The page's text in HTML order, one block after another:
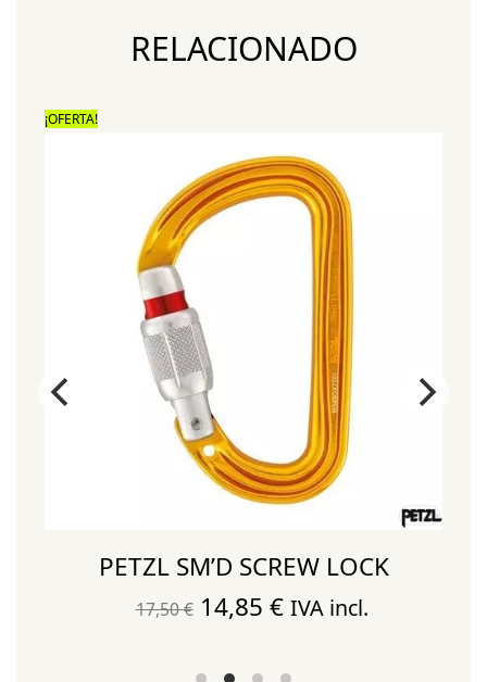
RELACIONADO
¡OFERTA!
PETZL SM’D SCREW LOCK
17,50€ El
original
14,85 €El
actual
IVA incl.